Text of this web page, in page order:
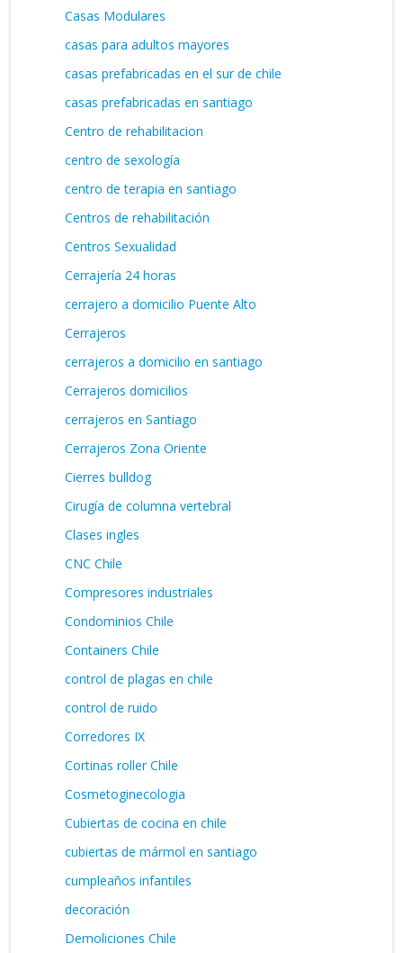
Casas Modulares
casas para adultos mayores
casas prefabricadas en el sur de chile
casas prefabricadas en santiago
Centro de rehabilitacion
centro de sexología
centro de terapia en santiago
Centros de rehabilitación
Centros Sexualidad
Cerrajería 24 horas
cerrajero a domicilio Puente Alto
Cerrajeros
cerrajeros a domicilio en santiago
Cerrajeros domicilios
cerrajeros en Santiago
Cerrajeros Zona Oriente
Cierres bulldog
Cirugía de columna vertebral
Clases ingles
CNC Chile
Compresores industriales
Condominios Chile
Containers Chile
control de plagas en chile
control de ruido
Corredores IX
Cortinas roller Chile
Cosmetoginecologia
Cubiertas de cocina en chile
cubiertas de mármol en santiago
cumpleaños infantiles
decoración
Demoliciones Chile